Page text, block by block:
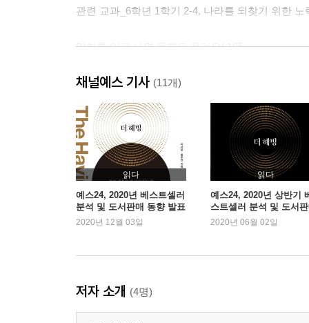
관련 교과_6학년 1학기 2-4, 나라를 되찾기 위한 노
만화를 읽고 나면 문제도 풀려요! 185
채널예스 기사 (11개)
읽다
예스24, 2020년 베스트셀러
분석 및 도서판매 동향 발표
2020년 12월 03일
읽다
예스24, 2020년 상반기
스트셀러 분석 및 도서
동향 발표
2020년 06월 02일
저자 소개 (4명)